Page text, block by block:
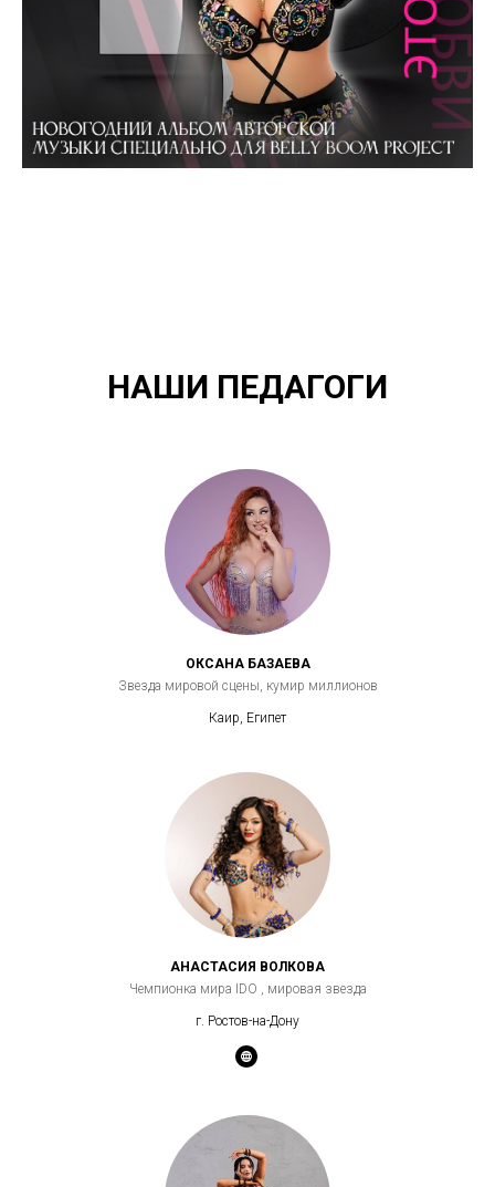
НАШИ ПЕДАГОГИ
ОКСАНА БАЗАЕВА
Звезда мировой сцены, кумир миллионов
Каир, Египет
АНАСТАСИЯ ВОЛКОВА
Чемпионка мира IDO , мировая звезда
г. Ростов-на-Дону